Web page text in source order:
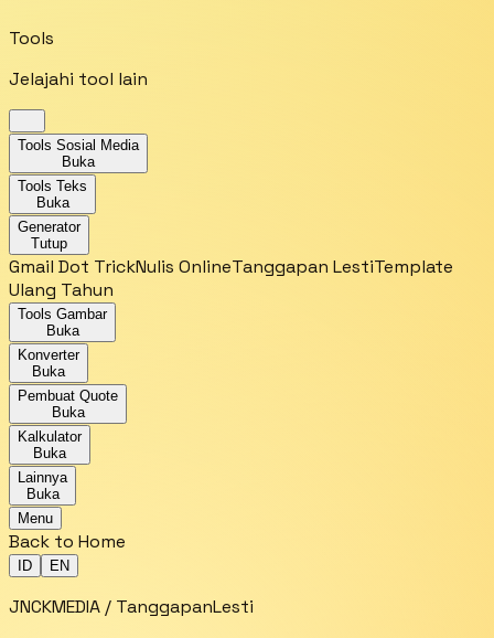
Tools
Jelajahi tool lain
Tools Sosial Media
Buka
Tools Teks
Buka
Generator
Tutup
Gmail Dot TrickNulis OnlineTanggapan LestiTemplate
Ulang Tahun
Tools Gambar
Buka
Konverter
Buka
Pembuat Quote
Buka
Kalkulator
Buka
Lainnya
Buka
Menu
Back to Home
ID EN
JNCKMEDIA / TanggapanLesti